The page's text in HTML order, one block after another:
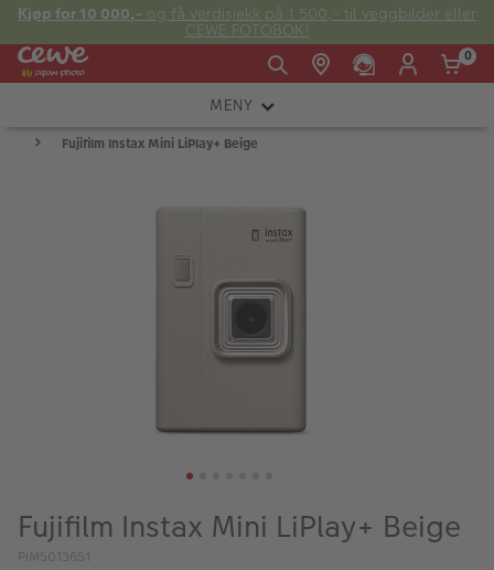
Kjøp for 10 000,- og få verdisjekk på 1 500,- til veggbilder eller
CEWE FOTOBOK!
Fre:
20:00
kundeservice@japanphoto.no
0
MENY
KAMERA
Kampanjer
Fujifilm Instax Mini LiPlay+ Beige
Fujifilm Instax Mini LiPlay+ Beige
PIM5013651